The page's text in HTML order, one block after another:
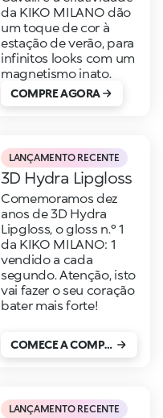
da KIKO MILANO dão
um toque de cor à
estação de verão, para
infinitos looks com um
magnetismo inato.
COMPRE AGORA
LANÇAMENTO RECENTE
3D Hydra Lipgloss
Comemoramos dez
anos de 3D Hydra
Lipgloss, o gloss n.º 1
da KIKO MILANO: 1
vendido a cada
segundo. Atenção, isto
vai fazer o seu coração
bater mais forte!
COMECE A COMPRAR
LANÇAMENTO RECENTE